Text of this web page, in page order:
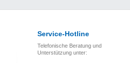
Service-Hotline
Telefonische Beratung und
Unterstützung unter: